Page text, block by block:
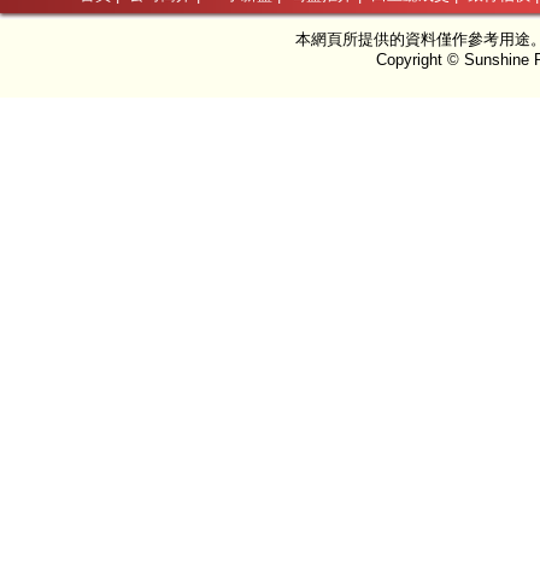
本網頁所提供的資料僅作參考用途
Copyright © Sunshine